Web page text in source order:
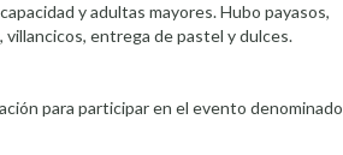
y adultas mayores. Hubo payasos,
entrega de pastel y dulces.
para participar en el evento denominado